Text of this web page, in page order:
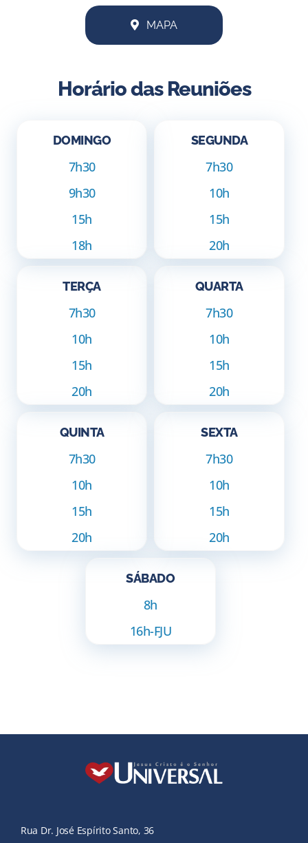
MAPA
Horário das Reuniões
DOMINGO
7h30
9h30
15h
18h
SEGUNDA
7h30
10h
15h
20h
TERÇA
7h30
10h
15h
20h
QUARTA
7h30
10h
15h
20h
QUINTA
7h30
10h
15h
20h
SEXTA
7h30
10h
15h
20h
SÁBADO
8h
16h-FJU
Rua Dr. José Espírito Santo, 36